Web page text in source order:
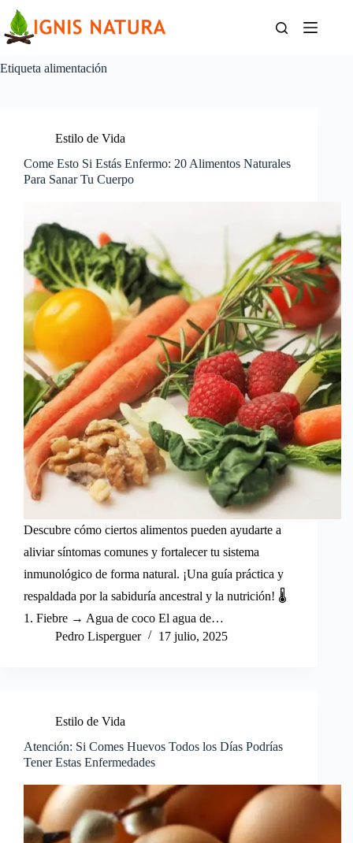
contenido
Etiqueta alimentación
Estilo de Vida
Come Esto Si Estás Enfermo: 20 Alimentos Naturales
Para Sanar Tu Cuerpo
Descubre cómo ciertos alimentos pueden ayudarte a
aliviar síntomas comunes y fortalecer tu sistema
inmunológico de forma natural. ¡Una guía práctica y
respaldada por la sabiduría ancestral y la nutrición! 🌡️
1. Fiebre → Agua de coco El agua de…
Pedro Lisperguer
17 julio, 2025
Estilo de Vida
Atención: Si Comes Huevos Todos los Días Podrías
Tener Estas Enfermedades